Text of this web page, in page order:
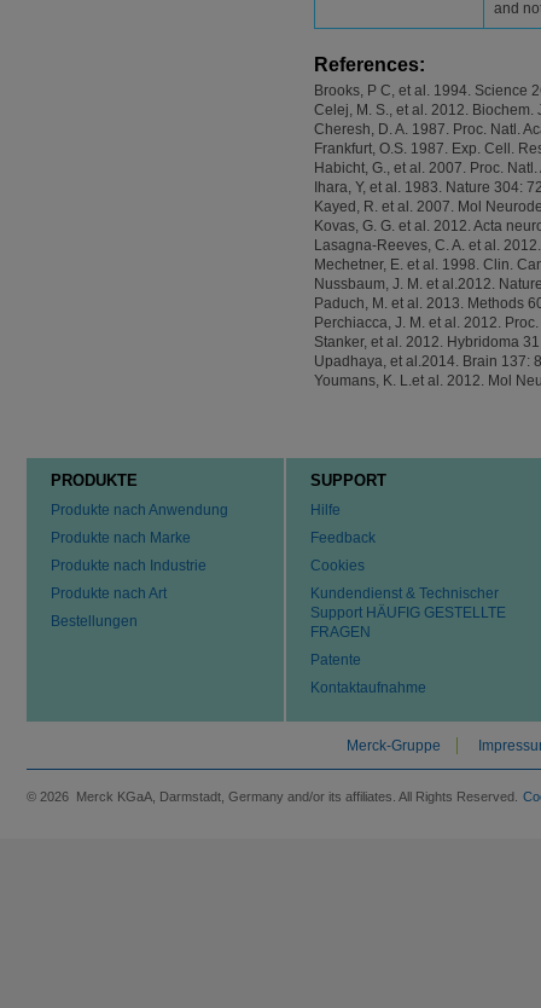
and
References:
Brooks, P C, et al. 1994. Science
Celej, M. S., et al. 2012. Biochem.
Cheresh, D. A. 1987. Proc. Natl.
Frankfurt, O.S. 1987. Exp. Cell.
Habicht, G., et al. 2007. Proc.
Ihara, Y, et al. 1983. Nature 304:
Kayed, R. et al. 2007. Mol
Kovas, G. G. et al. 2012. Acta
Lasagna-Reeves, C. A. et al.
Mechetner, E. et al. 1998. Clin.
Nussbaum, J. M. et al.2012.
Paduch, M. et al. 2013. Methods
Perchiacca, J. M. et al. 2012.
Stanker, et al. 2012. Hybridoma
Upadhaya, et al.2014. Brain 137:
Youmans, K. L.et al. 2012. Mol
PRODUKTE
Produkte nach Anwendung
Produkte nach Marke
Produkte nach Industrie
Produkte nach Art
Bestellungen
SUPPORT
Hilfe
Feedback
Cookies
Kundendienst & Technischer
Support HÄUFIG GESTELLTE
FRAGEN
Patente
Kontaktaufnahme
Merck-Gruppe
© 2026 Merck KGaA, Darmstadt, Germany and/or its affiliates. All Rights Reserved.